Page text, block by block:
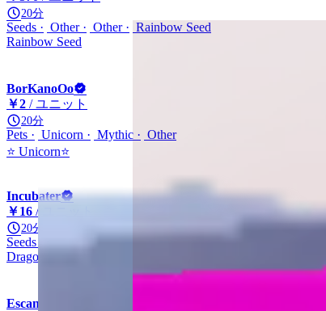
20分
Seeds Other Other
Rainbow Seed
Rainbow Seed
BorKanoOo
￥2 / ユニット
20分
Pets Unicorn Mythic
Other
⭐ Unicorn⭐
Incubater
￥16 / ユニット
20分
Seeds Super
Dragon breath seed
Escanor-Store